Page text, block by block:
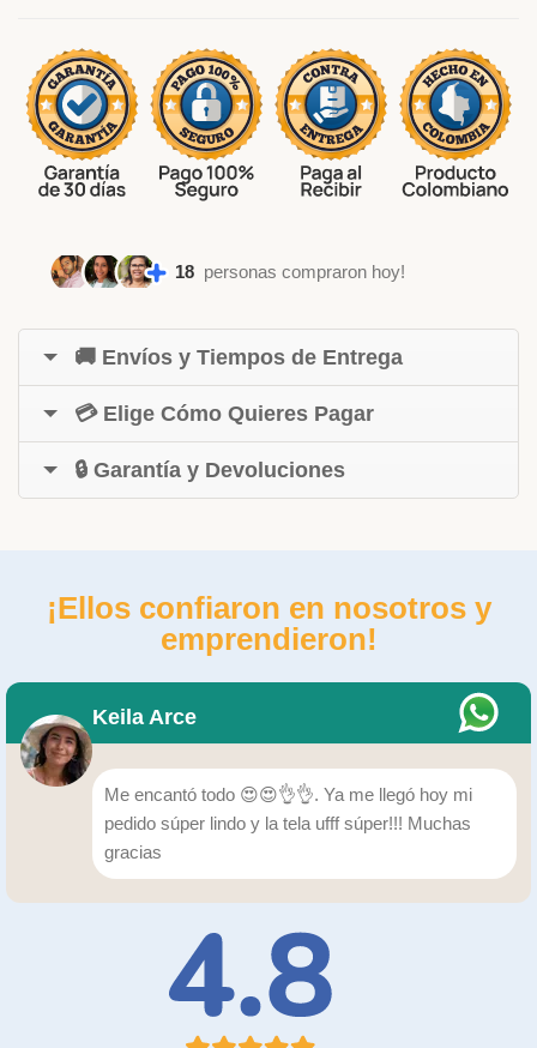
18 personas compraron hoy!
🚚 Envíos y Tiempos de Entrega
💳 Elige Cómo Quieres Pagar
🔒 Garantía y Devoluciones
¡Ellos confiaron en nosotros y
emprendieron!
Keila Arce
Me encantó todo 😍😍👌👌. Ya me llegó hoy mi
pedido súper lindo y la tela ufff súper!!! Muchas
gracias